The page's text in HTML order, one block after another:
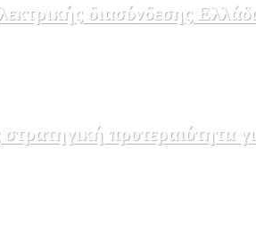
διασύνδεσης
προτεραιότητα